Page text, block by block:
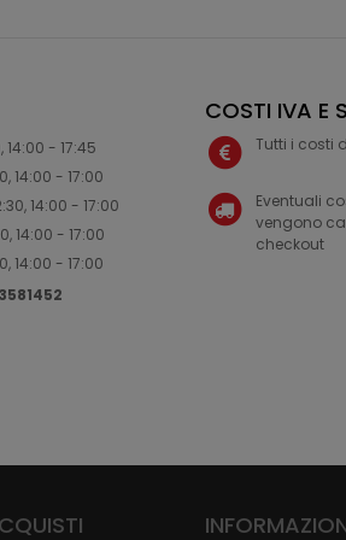
14:00 - 17:45
14:00 - 17:00
14:00 - 17:00
14:00 - 17:00
14:00 - 17:00
COSTI IVA E
Tutti i costi
Eventuali
vengono
checkout